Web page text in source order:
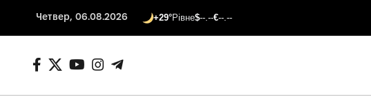
Четвер, 06.08.2026 +29°Рівне$--.--€--.--